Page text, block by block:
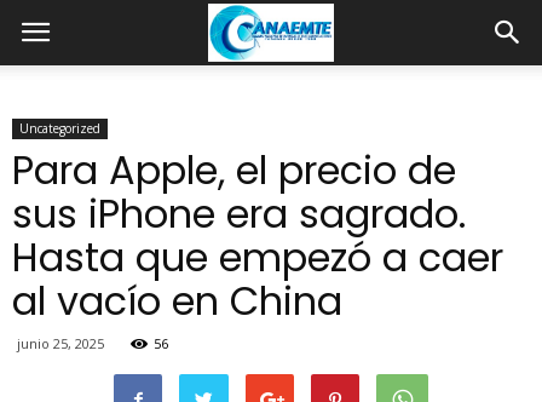
Uncategorized
Para Apple, el precio de
sus iPhone era sagrado.
Hasta que empezó a caer
al vacío en China
junio 25, 2025 56